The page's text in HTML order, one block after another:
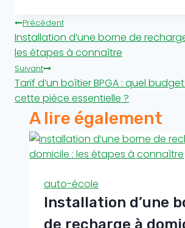
Navigation
de
l’article
Précédent
Installation d’une borne de
les étapes à connaître
Suivant
Tarif d’un boîtier BPGA : quel
cette pièce essentielle ?
A lire également
auto-école
Installation d’une
de recharge à